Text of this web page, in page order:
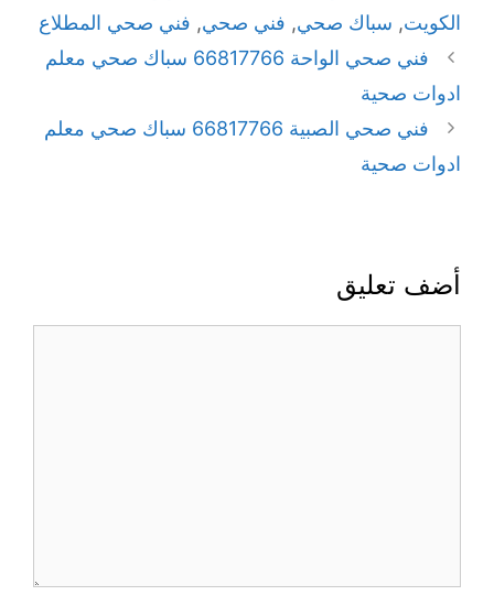
الكويت, سباك صحي, فني صحي, فني صحي المطلاع
فني صحي الواحة 66817766 سباك صحي معلم
ادوات صحية
فني صحي الصبية 66817766 سباك صحي معلم
ادوات صحية
أضف تعليق